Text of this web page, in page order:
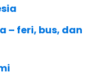
– feri, bus, dan